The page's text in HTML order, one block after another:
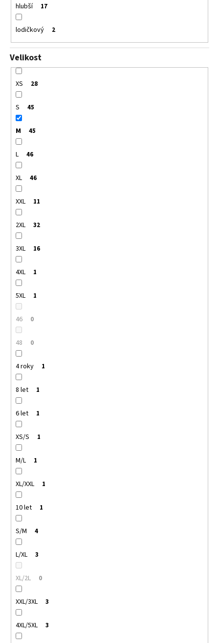
hlubší 17
lodičkový 2
Velikost
XS 28
S 45
M 45
L 46
XL 46
XXL 11
2XL 32
3XL 16
4XL 1
5XL 1
46 0
48 0
4 roky 1
8 let 1
6 let 1
XS/S 1
M/L 1
XL/XXL 1
10 let 1
S/M 4
L/XL 3
XL/2L 0
XXL/3XL 3
4XL/5XL 3